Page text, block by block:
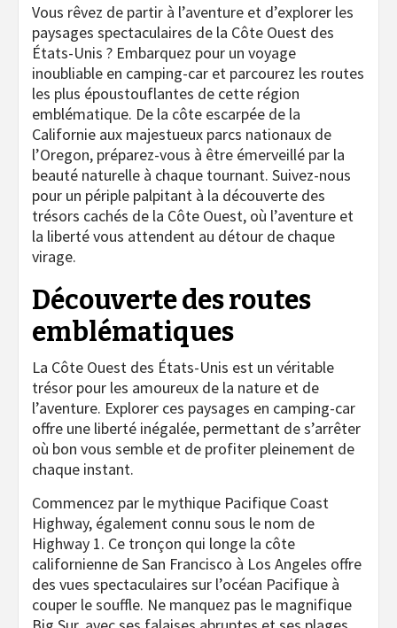
Vous rêvez de partir à l’aventure et d’explorer les
paysages spectaculaires de la Côte Ouest des
États-Unis ? Embarquez pour un voyage
inoubliable en camping-car et parcourez les routes
les plus époustouflantes de cette région
emblématique. De la côte escarpée de la
Californie aux majestueux parcs nationaux de
l’Oregon, préparez-vous à être émerveillé par la
beauté naturelle à chaque tournant. Suivez-nous
pour un périple palpitant à la découverte des
trésors cachés de la Côte Ouest, où l’aventure et
la liberté vous attendent au détour de chaque
virage.
Découverte des routes
emblématiques
La Côte Ouest des États-Unis est un véritable
trésor pour les amoureux de la nature et de
l’aventure. Explorer ces paysages en camping-car
offre une liberté inégalée, permettant de s’arrêter
où bon vous semble et de profiter pleinement de
chaque instant.
Commencez par le mythique Pacifique Coast
Highway, également connu sous le nom de
Highway 1. Ce tronçon qui longe la côte
californienne de San Francisco à Los Angeles offre
des vues spectaculaires sur l’océan Pacifique à
couper le souffle. Ne manquez pas le magnifique